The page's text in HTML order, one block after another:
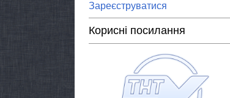
Зареєструватися
Корисні посилання